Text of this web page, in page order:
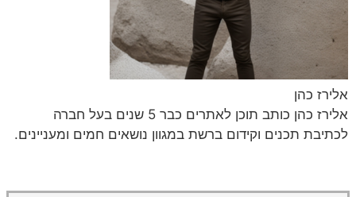
אלירז כהן
אלירז כהן כותב תוכן לאתרים כבר 5 שנים בעל חברה
לכתיבת תכנים וקידום ברשת במגוון נושאים חמים ומעניינים.